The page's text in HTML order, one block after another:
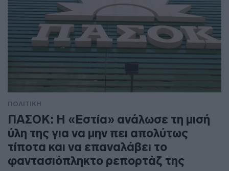
ΠΟΛΙΤΙΚΗ
ΠΑΣΟΚ: Η «Εστία» ανάλωσε τη μισή
ύλη της για να μην πει απολύτως
τίποτα και να επαναλάβει το
φαντασιόπληκτο ρεπορτάζ της